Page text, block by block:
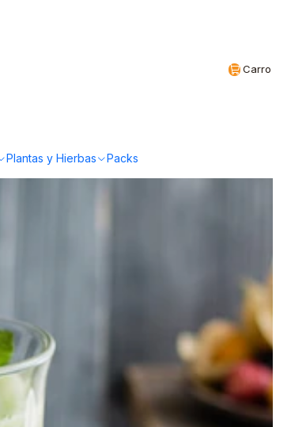
Carro
Plantas y Hierbas Packs